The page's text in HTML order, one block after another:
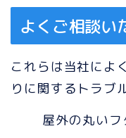
よくご相談い
これらは当社によ
りに関するトラブ
屋外の丸い